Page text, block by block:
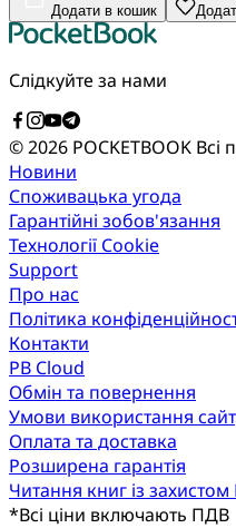
Додати в кошик
Слідкуйте за нами
© 2026 POCKETBOOK Всі
Новини
Споживацька угода
Гарантійні зобов'язання
Технології Cookie
Support
Про нас
Політика
Контакти
PB Cloud
Обмін та повернення
Умови використання
Оплата та доставка
Розширена гарантія
Читання книг із захистом
*Всі ціни включають ПДВ